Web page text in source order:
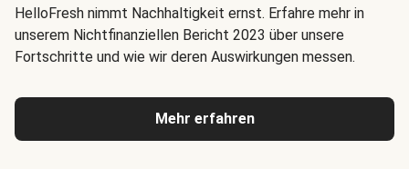
HelloFresh nimmt Nachhaltigkeit ernst. Erfahre mehr in
unserem Nichtfinanziellen Bericht 2023 über unsere
Fortschritte und wie wir deren Auswirkungen messen.
Mehr erfahren